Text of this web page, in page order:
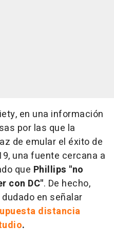
en una información
por las que la
de emular el éxito de
una fuente cercana a
que Phillips "no
con DC". De hecho,
en señalar
distancia
.